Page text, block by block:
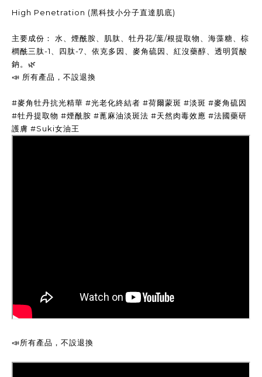
High Penetration (黑科技小分子直達肌底)
主要成份： 水、煙酰胺、肌肽、牡丹花/葉/根提取物、海藻糖、棕
櫚酰三肽-1、四肽-7、依克多因、麥角硫因、紅沒藥醇、透明質酸
鈉。🌿
📣 所有產品，不設退換
#麥角牡丹抗光精華 #光老化終結者 #荷爾蒙斑 #淡斑 #麥角硫因
#牡丹提取物 #煙酰胺 #蓖麻油淡斑法 #天然肉毒效應 #法國藥研
護膚 #Suki女油王
📣所有產品，不設退換